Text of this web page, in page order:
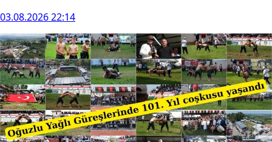
03.08.2026 22:14